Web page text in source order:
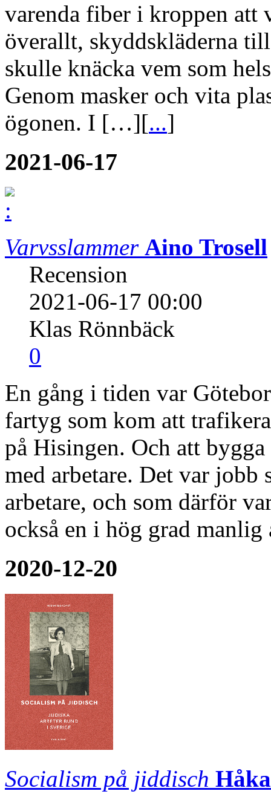
varenda fiber i kroppen att
överallt, skyddskläderna
skulle knäcka vem som
Genom masker och vita
ögonen. I […][...]
2021-06-17
Varvsslammer Aino Trosell
Recension
2021-06-17 00:00
Klas Rönnbäck
0
En gång i tiden var
fartyg som kom att
på Hisingen. Och att
med arbetare. Det var
arbetare, och som därför
också en i hög grad
2020-12-20
Socialism på jiddisch